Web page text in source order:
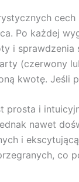
Po każdej
i sprawdzenia
(czerwony
kwotę. Jeśli
prosta i
nawet
i
co